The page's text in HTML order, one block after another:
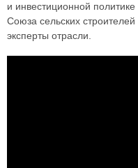
и инвестиционной политике
Союза сельских строителей
эксперты отрасли.